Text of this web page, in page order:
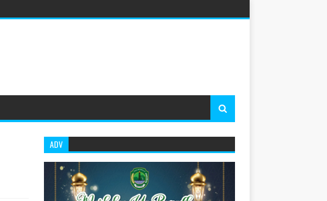
ADV